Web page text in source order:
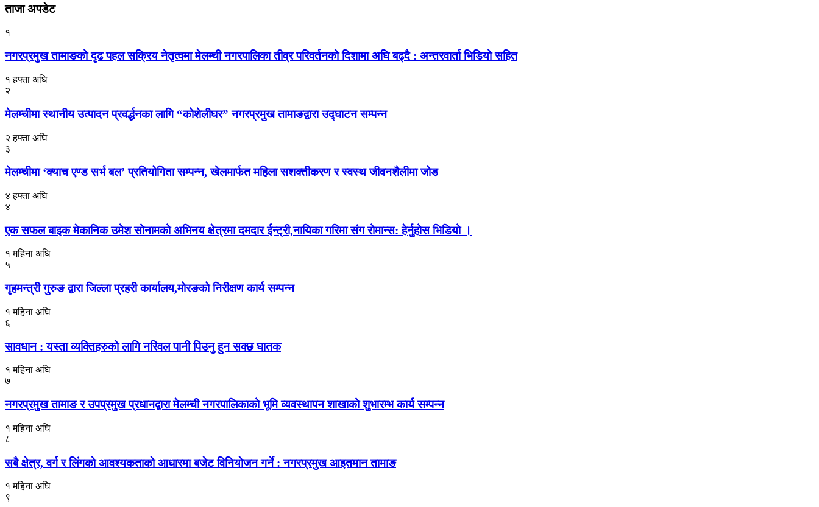
ताजा अपडेट
१
नगरप्रमुख तामाङको दृढ पहल सक्रिय नेतृत्वमा मेलम्ची नगरपालिका तीव्र परिवर्तनको दिशामा अघि बढ्दै : अन्तरवार्ता भिडियो सहित
१ हफ्ता अघि
२
मेलम्चीमा स्थानीय उत्पादन प्रवर्द्धनका लागि “कोशेलीघर” नगरप्रमुख तामाङद्वारा उद्घाटन सम्पन्न
२ हफ्ता अघि
३
मेलम्चीमा ‘क्याच एण्ड सर्भ बल’ प्रतियोगिता सम्पन्न, खेलमार्फत महिला सशक्तीकरण र स्वस्थ जीवनशैलीमा जोड
४ हफ्ता अघि
४
एक सफल बाइक मेकानिक उमेश सोनामको अभिनय क्षेत्रमा दमदार ईन्ट्री,नायिका गरिमा संग रोमान्स: हेर्नुहोस भिडियो ।
१ महिना अघि
५
गृहमन्त्री गुरुङ द्वारा जिल्ला प्रहरी कार्यालय,मोरङको निरीक्षण कार्य सम्पन्न
१ महिना अघि
६
सावधान : यस्ता व्यक्तिहरुको लागि नरिवल पानी पिउनु हुन सक्छ घातक
१ महिना अघि
७
नगरप्रमुख तामाङ र उपप्रमुख प्रधानद्वारा मेलम्ची नगरपालिकाको भूमि व्यवस्थापन शाखाको शुभारम्भ कार्य सम्पन्न
१ महिना अघि
८
सबै क्षेत्र, वर्ग र लिंगकाे आवश्यकताकाे आधारमा बजेट विनियाेजन गर्ने : नगरप्रमुख आइतमान तामाङ
१ महिना अघि
९